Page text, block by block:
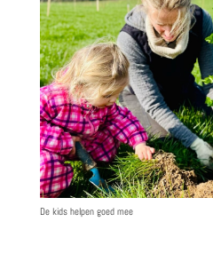
De kids helpen goed mee